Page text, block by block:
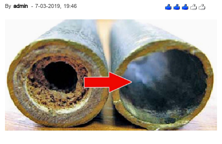
By admin - 7-03-2019, 19:46